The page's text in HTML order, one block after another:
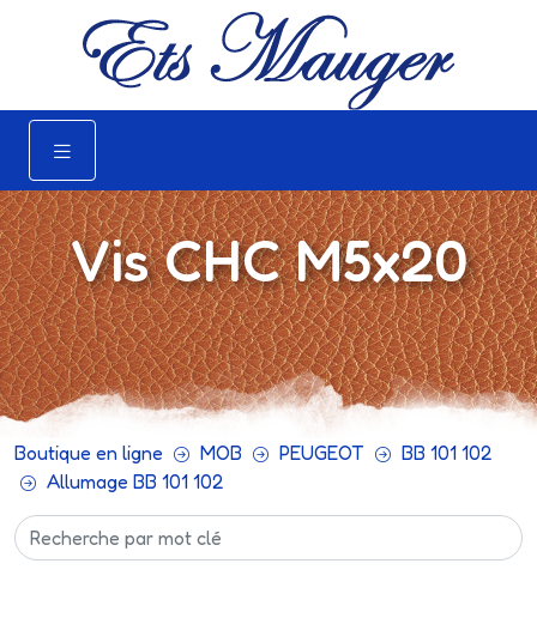
Vis CHC M5x20
Boutique en ligne MOB PEUGEOT
BB 101 102
Allumage BB 101 102